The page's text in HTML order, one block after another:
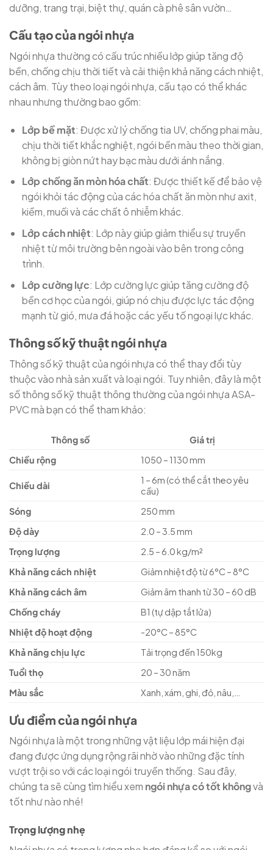
dưỡng, trang trại, biệt thự, quán cà phê sân vườn…
Cấu tạo của ngói nhựa
Ngói nhựa thường có cấu trúc nhiều lớp giúp tăng độ
bền, chống chịu thời tiết và cải thiện khả năng cách nhiệt,
cách âm. Tùy theo loại ngói nhựa, cấu tạo có thể khác
nhau nhưng thường bao gồm:
Lớp bề mặt: Được xử lý chống tia UV, chống phai màu,
chịu thời tiết khắc nghiệt, ngói bền màu theo thời gian,
không bị giòn nứt hay bạc màu dưới ánh nắng.
Lớp chống ăn mòn hóa chất: Được thiết kế để bảo vệ
ngói khỏi tác động của các hóa chất ăn mòn như axit,
kiềm, muối và các chất ô nhiễm khác.
Lớp cách nhiệt: Lớp này giúp giảm thiểu sự truyền
nhiệt từ môi trường bên ngoài vào bên trong công
trình.
Lớp cường lực: Lớp cường lực giúp tăng cường độ
bền cơ học của ngói, giúp nó chịu được lực tác động
mạnh từ gió, mưa đá hoặc các yếu tố ngoại lực khác.
Thông số kỹ thuật ngói nhựa
Thông số kỹ thuật của ngói nhựa có thể thay đổi tùy
thuộc vào nhà sản xuất và loại ngói. Tuy nhiên, đây là một
số thông số kỹ thuật thông thường của ngói nhựa ASA-
PVC mà bạn có thể tham khảo:
Thông số
Giá trị
Chiều rộng
1050 – 1130 mm
Chiều dài
1 – 6m (có thể cắt theo yêu
cầu)
Sóng
250 mm
Độ dày
2.0 – 3.5 mm
Trọng lượng
2.5 – 6.0 kg/m²
Khả năng cách nhiệt
Giảm nhiệt độ từ 6°C – 8°C
Khả năng cách âm
Giảm âm thanh từ 30 – 60 dB
Chống cháy
B1 (tự dập tắt lửa)
Nhiệt độ hoạt động
-20°C – 85°C
Khả năng chịu lực
Tải trọng đến 150kg
Tuổi thọ
20 – 30 năm
Màu sắc
Xanh, xám, ghi, đỏ, nâu,…
Ưu điểm của ngói nhựa
Ngói nhựa là một trong những vật liệu lớp mái hiện đại
đang được ứng dụng rộng rãi nhờ vào những đặc tính
vượt trội so với các loại ngói truyền thống. Sau đây,
chúng ta sẽ cùng tìm hiểu xem ngói nhựa có tốt khôngvà
tốt như nào nhé!
Trọng lượng nhẹ